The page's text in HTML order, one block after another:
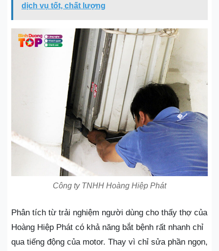
dịch vụ tốt, chất lượng
Công ty TNHH Hoàng Hiệp Phát
Phân tích từ trải nghiệm người dùng cho thấy thợ của
Hoàng Hiệp Phát có khả năng bắt bệnh rất nhanh chỉ
qua tiếng động của motor. Thay vì chỉ sửa phần ngọn,